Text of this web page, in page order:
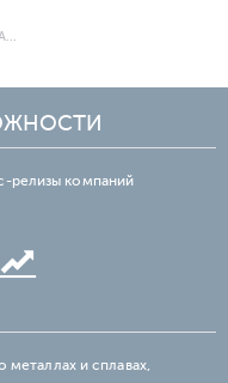
релизы компаний
и сплавах,